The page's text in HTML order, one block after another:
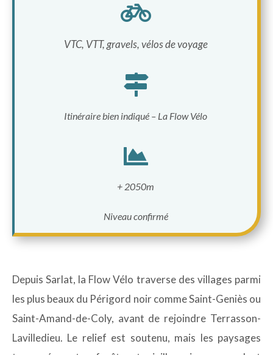

VTC, VTT, gravels, vélos de voyage

Itinéraire bien indiqué – La Flow Vélo

+ 2050m
Niveau confirmé
Depuis Sarlat, la Flow Vélo traverse des villages parmi
les plus beaux du Périgord noir comme Saint-Geniès ou
Saint-Amand-de-Coly, avant de rejoindre Terrasson-
Lavilledieu. Le relief est soutenu, mais les paysages